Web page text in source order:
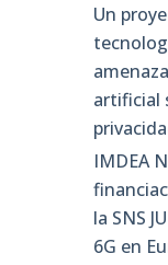
Un
artificial
IMDEA
la SNS
6G en